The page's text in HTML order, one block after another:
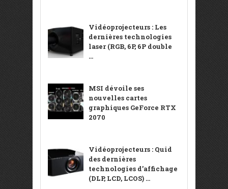
Vidéoprojecteurs : Les
dernières technologies
laser (RGB, 6P, 6P double
...
MSI dévoile ses
nouvelles cartes
graphiques GeForce RTX
2070
Vidéoprojecteurs : Quid
des dernières
technologies d’affichage
(DLP, LCD, LCOS) ...